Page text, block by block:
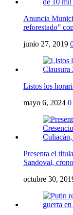
Anuncia
reforestado”
junio 27, 2019
Listos los
mayo 6, 2024 0
Presenta el
Sandoval,
octubre 30,